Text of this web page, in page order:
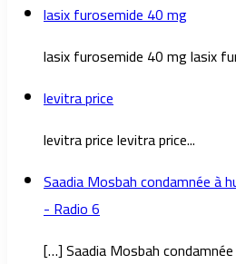
lasix furosemide 40 mg
lasix furosemide 40 mg lasix
levitra price
levitra price levitra price...
Saadia Mosbah condamnée à
- Radio 6
[…] Saadia Mosbah